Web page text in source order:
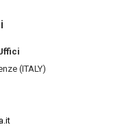
(ITALY)